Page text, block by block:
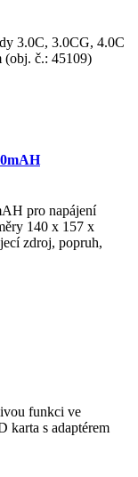
3.0C, 3.0CG, 4.0C
(obj. č.: 45109)
pro napájení
140 x 157 x
zdroj, popruh,
funkci ve
karta s adaptérem